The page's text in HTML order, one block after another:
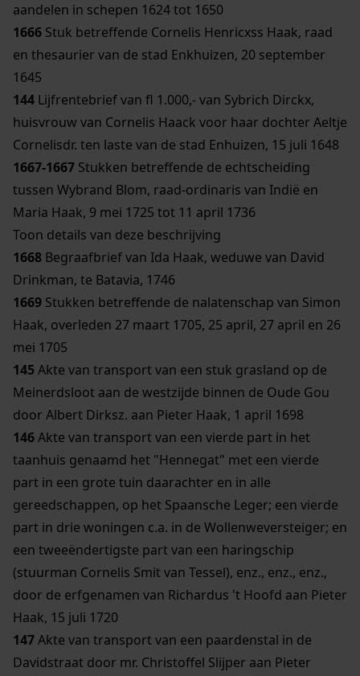
aandelen in schepen 1624 tot 1650
1666 Stuk betreffende Cornelis Henricxss Haak, raad
en thesaurier van de stad Enkhuizen, 20 september
1645
144 Lijfrentebrief van fl 1.000,- van Sybrich Dirckx,
huisvrouw van Cornelis Haack voor haar dochter Aeltje
Cornelisdr. ten laste van de stad Enhuizen, 15 juli 1648
1667-1667 Stukken betreffende de echtscheiding
tussen Wybrand Blom, raad-ordinaris van Indië en
Maria Haak, 9 mei 1725 tot 11 april 1736
Toon details van deze beschrijving
1668 Begraafbrief van Ida Haak, weduwe van David
Drinkman, te Batavia, 1746
1669 Stukken betreffende de nalatenschap van Simon
Haak, overleden 27 maart 1705, 25 april, 27 april en 26
mei 1705
145Akte van transport van een stuk grasland op de
Meinerdsloot aan de westzijde binnen de Oude Gou
door Albert Dirksz. aan Pieter Haak, 1 april 1698
146Akte van transport van een vierde part in het
taanhuis genaamd het "Hennegat" met een vierde
part in een grote tuin daarachter en in alle
gereedschappen, op het Spaansche Leger; een vierde
part in drie woningen c.a. in de Wollenweversteiger; en
een tweeëndertigste part van een haringschip
(stuurman Cornelis Smit van Tessel), enz., enz., enz.,
door de erfgenamen van Richardus 't Hoofd aan Pieter
Haak, 15 juli 1720
147Akte van transport van een paardenstal in de
Davidstraat door mr. Christoffel Slijper aan Pieter